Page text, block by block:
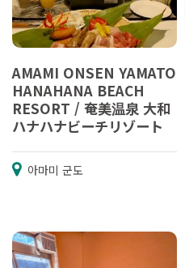
AMAMI ONSEN YAMATO
HANAHANA BEACH
RESORT / 奄美温泉 大和
ハナハナビーチリゾート
아마미 군도